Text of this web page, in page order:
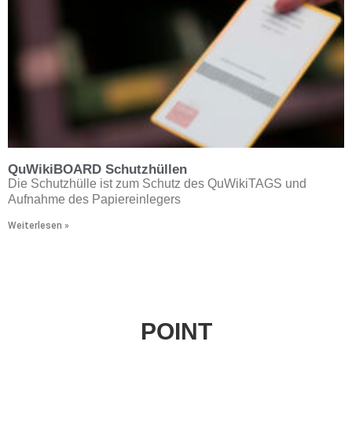
QuWikiBOARD Schutzhüllen
Die Schutzhülle ist zum Schutz des QuWikiTAGS und
Aufnahme des Papiereinlegers
Weiterlesen »
POINT